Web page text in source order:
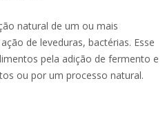
natural de um ou mais
de leveduras, bactérias. Esse
pela adição de fermento e
ou por um processo natural.